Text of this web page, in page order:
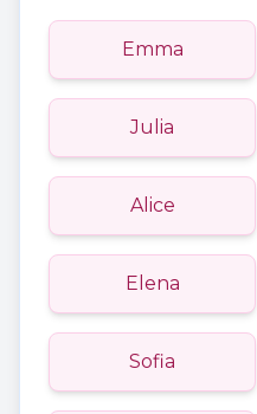
Emma
Julia
Alice
Elena
Sofia